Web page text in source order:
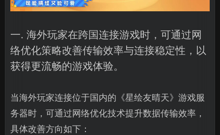
一. 海外玩家在跨国连接游戏时，可通过网
络优化策略改善传输效率与连接稳定性，以
获得更流畅的游戏体验。
当海外玩家连接位于国内的《星绘友晴天》游戏服
务器时，可通过网络优化技术提升数据传输效率，
具体改善方向如下：